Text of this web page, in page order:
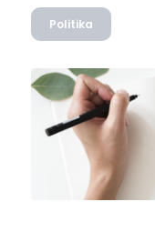
Politika